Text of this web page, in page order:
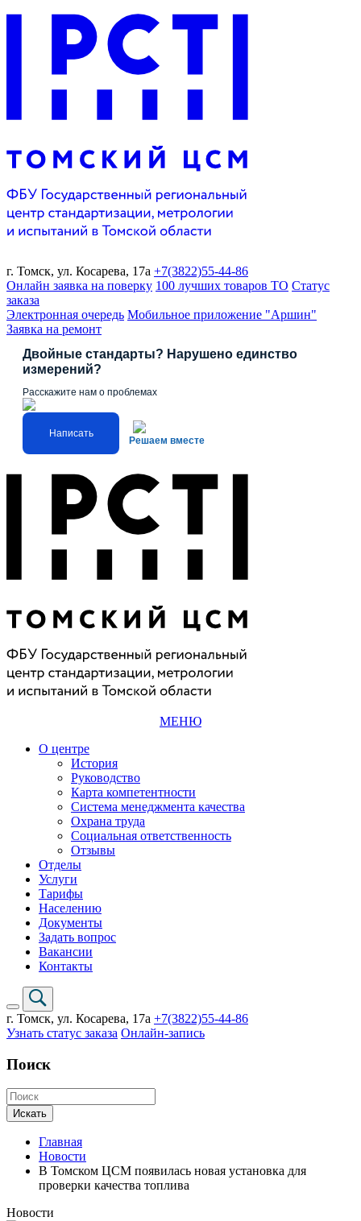
г. Томск, ул. Косарева, 17а +7(3822)55-44-86
Онлайн заявка на поверку 100 лучших товаров ТО Статус
заказа
Электронная очередь Мобильное приложение "Аршин"
Заявка на ремонт
Двойные стандарты? Нарушено единство
измерений?
Расскажите нам о проблемах
Написать
Решаем вместе
МЕНЮ
О центре
История
Руководство
Карта компетентности
Система менеджмента качества
Охрана труда
Социальная ответственность
Отзывы
Отделы
Услуги
Тарифы
Населению
Документы
Задать вопрос
Вакансии
Контакты
г. Томск, ул. Косарева, 17а +7(3822)55-44-86
Узнать статус заказа Онлайн-запись
Поиск
Искать
Главная
Новости
В Томском ЦСМ появилась новая установка для
проверки качества топлива
Новости